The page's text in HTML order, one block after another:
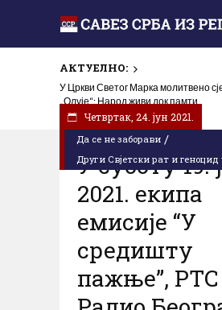
АКТУЕЛНО:
У Цркви Светог Марка молитвено
„Олује“: Народ живи док памти
Да се не заборави /
Други Свјетски рат и
Четвртак, 24. јун 2021.
У суботу 19.
2021. екипа
емисије “У
средишту
пажње”,